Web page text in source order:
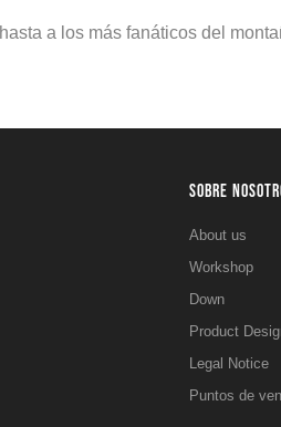
a los más fanáticos del
SOBRE
About us
Workshop
Down
Product
Legal Notice
Puntos de